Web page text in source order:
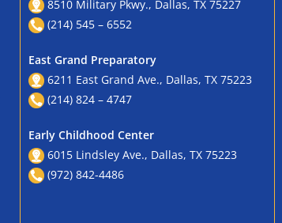
8510 Military Pkwy., Dallas, TX 75227
(214) 545 – 6552
East Grand Preparatory
6211 East Grand Ave., Dallas, TX 75223
(214) 824 – 4747
Early Childhood Center
6015 Lindsley Ave., Dallas, TX 75223
(972) 842-4486